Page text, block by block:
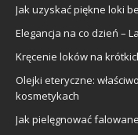
Jak uzyskać piękne loki
Elegancja na co dzień –
Kręcenie loków na
Olejki eteryczne:
kosmetykach
Jak pielęgnować